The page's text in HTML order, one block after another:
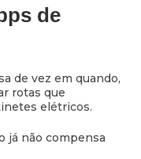
de
de vez em quando,
rotas que
elétricos.
já não compensa